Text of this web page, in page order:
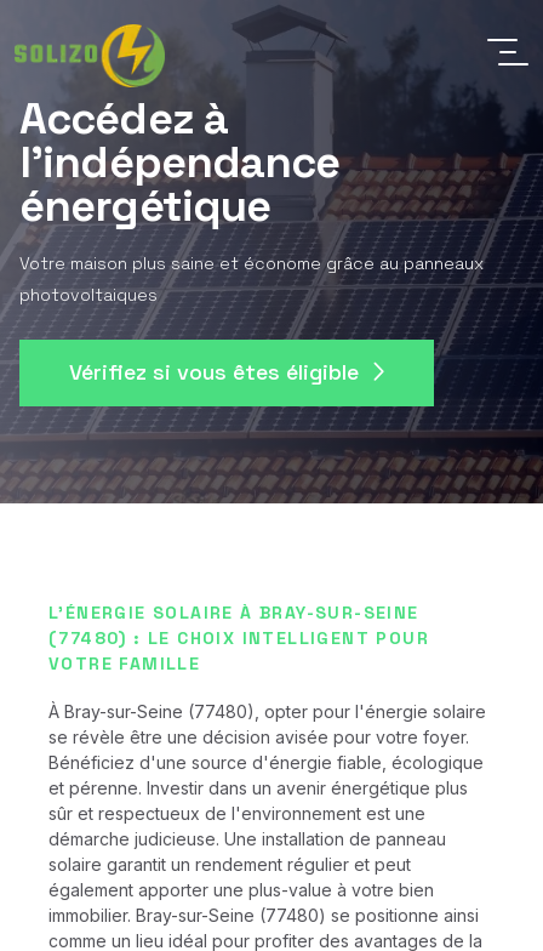
Accédez à
l'indépendance
énergétique
Votre maison plus saine et économe grâce au panneaux
photovoltaiques
Vérifiez si vous êtes éligible
L'ÉNERGIE SOLAIRE À BRAY-SUR-SEINE
(77480) : LE CHOIX INTELLIGENT POUR
VOTRE FAMILLE
À Bray-sur-Seine (77480), opter pour l'énergie solaire
se révèle être une décision avisée pour votre foyer.
Bénéficiez d'une source d'énergie fiable, écologique
et pérenne. Investir dans un avenir énergétique plus
sûr et respectueux de l'environnement est une
démarche judicieuse. Une installation de panneau
solaire garantit un rendement régulier et peut
également apporter une plus-value à votre bien
immobilier. Bray-sur-Seine (77480) se positionne ainsi
comme un lieu idéal pour profiter des avantages de la